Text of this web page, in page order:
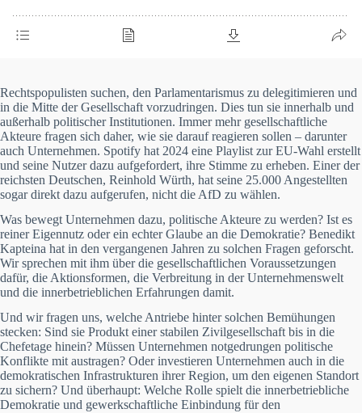
Rechtspopulisten suchen, den Parlamentarismus zu delegitimieren und
in die Mitte der Gesellschaft vorzudringen. Dies tun sie innerhalb und
außerhalb politischer Institutionen. Immer mehr gesellschaftliche
Akteure fragen sich daher, wie sie darauf reagieren sollen – darunter
auch Unternehmen. Spotify hat 2024 eine Playlist zur EU-Wahl erstellt
und seine Nutzer dazu aufgefordert, ihre Stimme zu erheben. Einer der
reichsten Deutschen, Reinhold Würth, hat seine 25.000 Angestellten
sogar direkt dazu aufgerufen, nicht die AfD zu wählen.
Was bewegt Unternehmen dazu, politische Akteure zu werden? Ist es
reiner Eigennutz oder ein echter Glaube an die Demokratie? Benedikt
Kapteina hat in den vergangenen Jahren zu solchen Fragen geforscht.
Wir sprechen mit ihm über die gesellschaftlichen Voraussetzungen
dafür, die Aktionsformen, die Verbreitung in der Unternehmenswelt
und die innerbetrieblichen Erfahrungen damit.
Und wir fragen uns, welche Antriebe hinter solchen Bemühungen
stecken: Sind sie Produkt einer stabilen Zivilgesellschaft bis in die
Chefetage hinein? Müssen Unternehmen notgedrungen politische
Konflikte mit austragen? Oder investieren Unternehmen auch in die
demokratischen Infrastrukturen ihrer Region, um den eigenen Standort
zu sichern? Und überhaupt: Welche Rolle spielt die innerbetriebliche
Demokratie und gewerkschaftliche Einbindung für den